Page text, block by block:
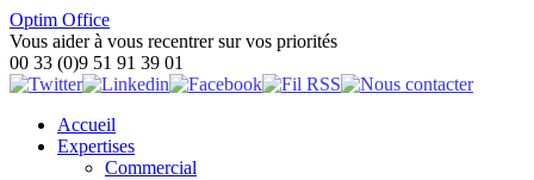
Optim Office
Vous aider à vous recentrer sur vos priorités
00 33 (0)9 51 91 39 01
Accueil
Expertises
Commercial